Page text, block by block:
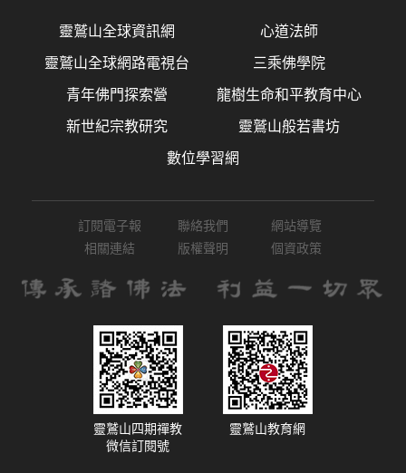
靈鷲山全球資訊網 心道法師
靈鷲山全球網路電視台 三乘佛學院
青年佛門探索營 龍樹生命和平教育中心
新世紀宗教研究 靈鷲山般若書坊
數位學習網
訂閱電子報 聯絡我們
網站導覽
相關連結
版權聲明 個資政策
靈鷲山四期禪教
微信訂閱號
靈鷲山教育網